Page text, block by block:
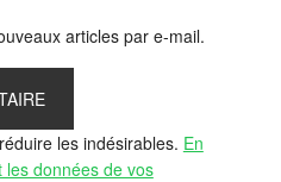
articles par e-mail.
les indésirables. En
données de vos